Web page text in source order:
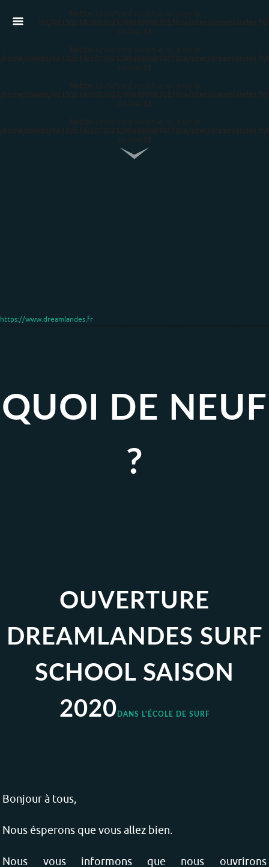
/home/clients/4d150b14c2013023298a89d6b705702a/sites/
https://www.dreamlandes.frDreamlandes école de surf à Vieux boucau les bains
QUOI DE NEUF
?
OUVERTURE
DREAMLANDES SURF
SCHOOL SAISON
2020 DANS L'ÉCOLE DE SURF
Bonjour à tous,
Nous ésperons que vous allez bien.
Nous vous informons que nous ouvrirons